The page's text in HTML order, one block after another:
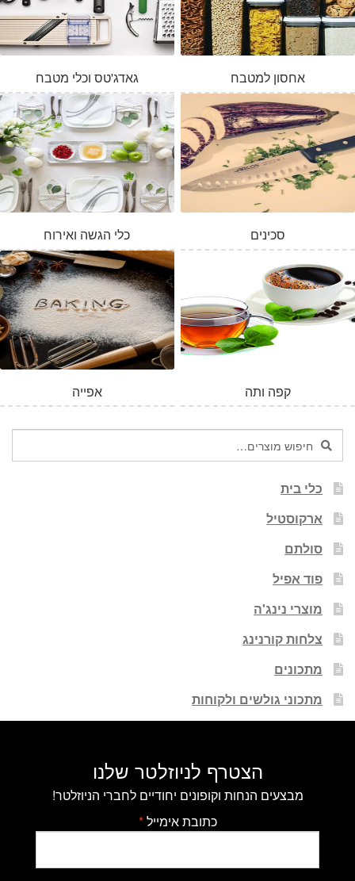
גאדג'טס וכלי מטבח אחסון למטבח
כלי הגשה ואירוח סכינים
אפייה קפה ותה
חיפוש
עבור:
חיפוש
כלי בית
ארקוסטיל
סולתם
פוד אפיל
מוצרי נינג'ה
צלחות קורנינג
מתכונים
מתכוני גולשים ולקוחות
הצטרף לניוזלטר שלנו
מבצעים הנחות וקופונים יחודיים לחברי הניוזלטר!
כתובת אימייל*